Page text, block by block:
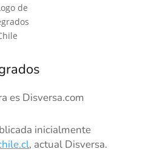
es Disversa.com
inicialmente
, actual Disversa.